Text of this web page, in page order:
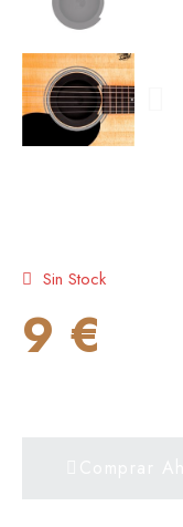
Sin Stock
9 €